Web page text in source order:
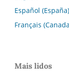
Español (España)
Français
Mais lidos